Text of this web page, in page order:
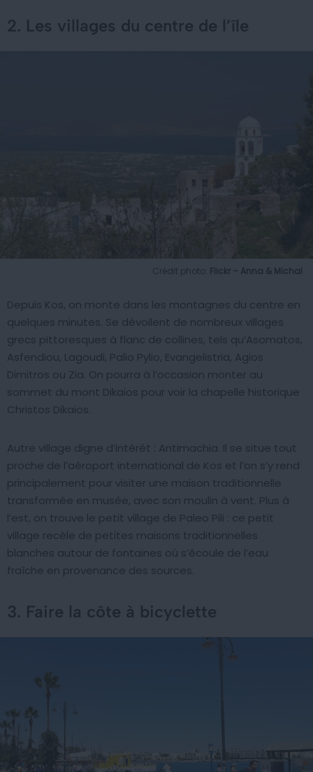
2. Les villages du centre de l’île
Crédit photo: Flickr – Anna & Michal
Depuis Kos, on monte dans les montagnes du centre en
quelques minutes. Se dévoilent de nombreux villages
grecs pittoresques à flanc de collines, tels qu’Asomatos,
Asfendiou, Lagoudi, Palio Pylio, Evangelistria, Agios
Dimitros ou Zia. On pourra à l’occasion monter au
sommet du mont Dikaios pour voir la chapelle historique
Christos Dikaios.
Autre village digne d’intérêt : Antimachia. Il se situe tout
proche de l’aéroport international de Kos et l’on s’y rend
principalement pour visiter une maison traditionnelle
transformée en musée, avec son moulin à vent. Plus à
l’est, on trouve le petit village de Paleo Pili : ce petit
village recèle de petites maisons traditionnelles
blanches autour de fontaines où s’écoule de l’eau
fraîche en provenance des sources.
3. Faire la côte à bicyclette